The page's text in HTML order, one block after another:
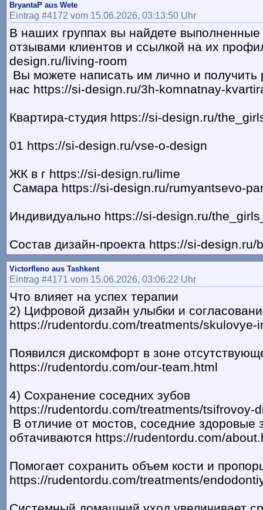
BryantaP aus Wete
Eintrag #4172 vom 15.06.2026, 03:13:50 Uhr
В наших группах вы найдете выполненные
отзывами клиентов и ссылкой на их
design.ru/living-room
Вы можете написать им лично и получить
нас https://si-design.ru/3h-komnatnay-
Квартира-студия https://si-design.ru/
01 https://si-design.ru/vse-o-design
ЖК в г https://si-design.ru/lime
Самара https://si-design.ru/rumyantsevo-
Индивидуально https://si-design.ru/
Состав дизайн-проекта https://si-design.ru/
Victorfleno aus Tashkent
Eintrag #4171 vom 15.06.2026, 03:06:22 Uhr
Что влияет на успех терапии
2) Цифровой дизайн улыбки и
https://rudentordu.com/treatments/skulovye-
Появился дискомфорт в зоне
https://rudentordu.com/our-team.html
4) Сохранение соседних зубов
https://rudentordu.com/treatments/tsifrovoy-
В отличие от мостов, соседние здоровые
обтачиваются https://rudentordu.com/
Помогает сохранить объем кости и
https://rudentordu.com/treatments/